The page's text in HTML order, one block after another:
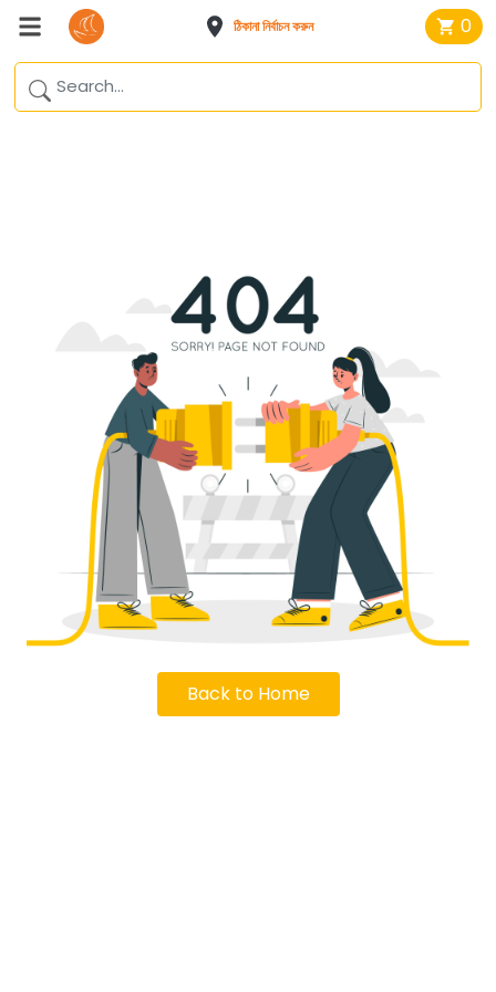
ঠিকানা নির্বাচন করুন 0
Back to Home